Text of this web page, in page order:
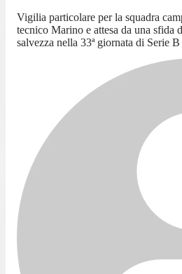
Vigilia particolare per la squadra
tecnico Marino e attesa da una sfida
salvezza nella 33ª giornata di Serie B